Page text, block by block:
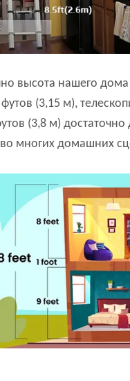
высота нашего
(3,15 м),
(3,8 м) достаточно
многих домашних